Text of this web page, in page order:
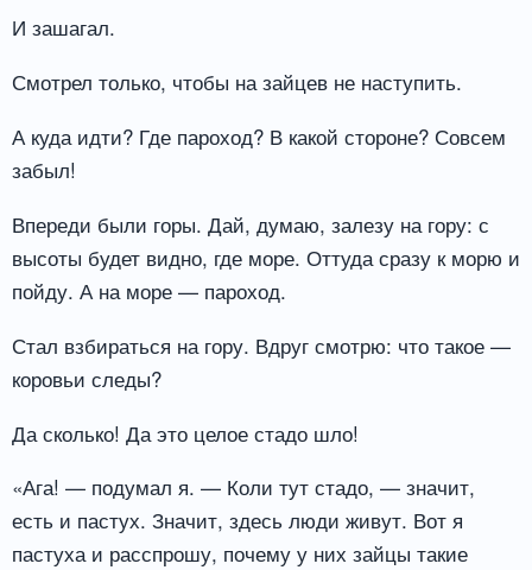
И зашагал.
Смотрел только, чтобы на зайцев не наступить.
А куда идти? Где пароход? В какой стороне? Совсем
забыл!
Впереди были горы. Дай, думаю, залезу на гору: с
высоты будет видно, где море. Оттуда сразу к морю и
пойду. А на море — пароход.
Стал взбираться на гору. Вдруг смотрю: что такое —
коровьи следы?
Да сколько! Да это целое стадо шло!
«Ага! — подумал я. — Коли тут стадо, — значит,
есть и пастух. Значит, здесь люди живут. Вот я
пастуха и расспрошу, почему у них зайцы такие